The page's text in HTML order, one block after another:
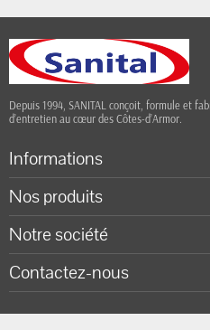
Depuis 1994, SANITAL conçoit, formule et
d’entretien au cœur des Côtes-d’Armor.
Informations
Nos produits
Notre société
Contactez-nous